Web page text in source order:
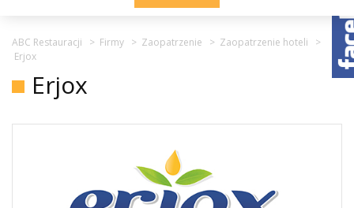
ABC Restauracji > Firmy > Zaopatrzenie > Zaopatrzenie hoteli
>
Erjox
Erjox